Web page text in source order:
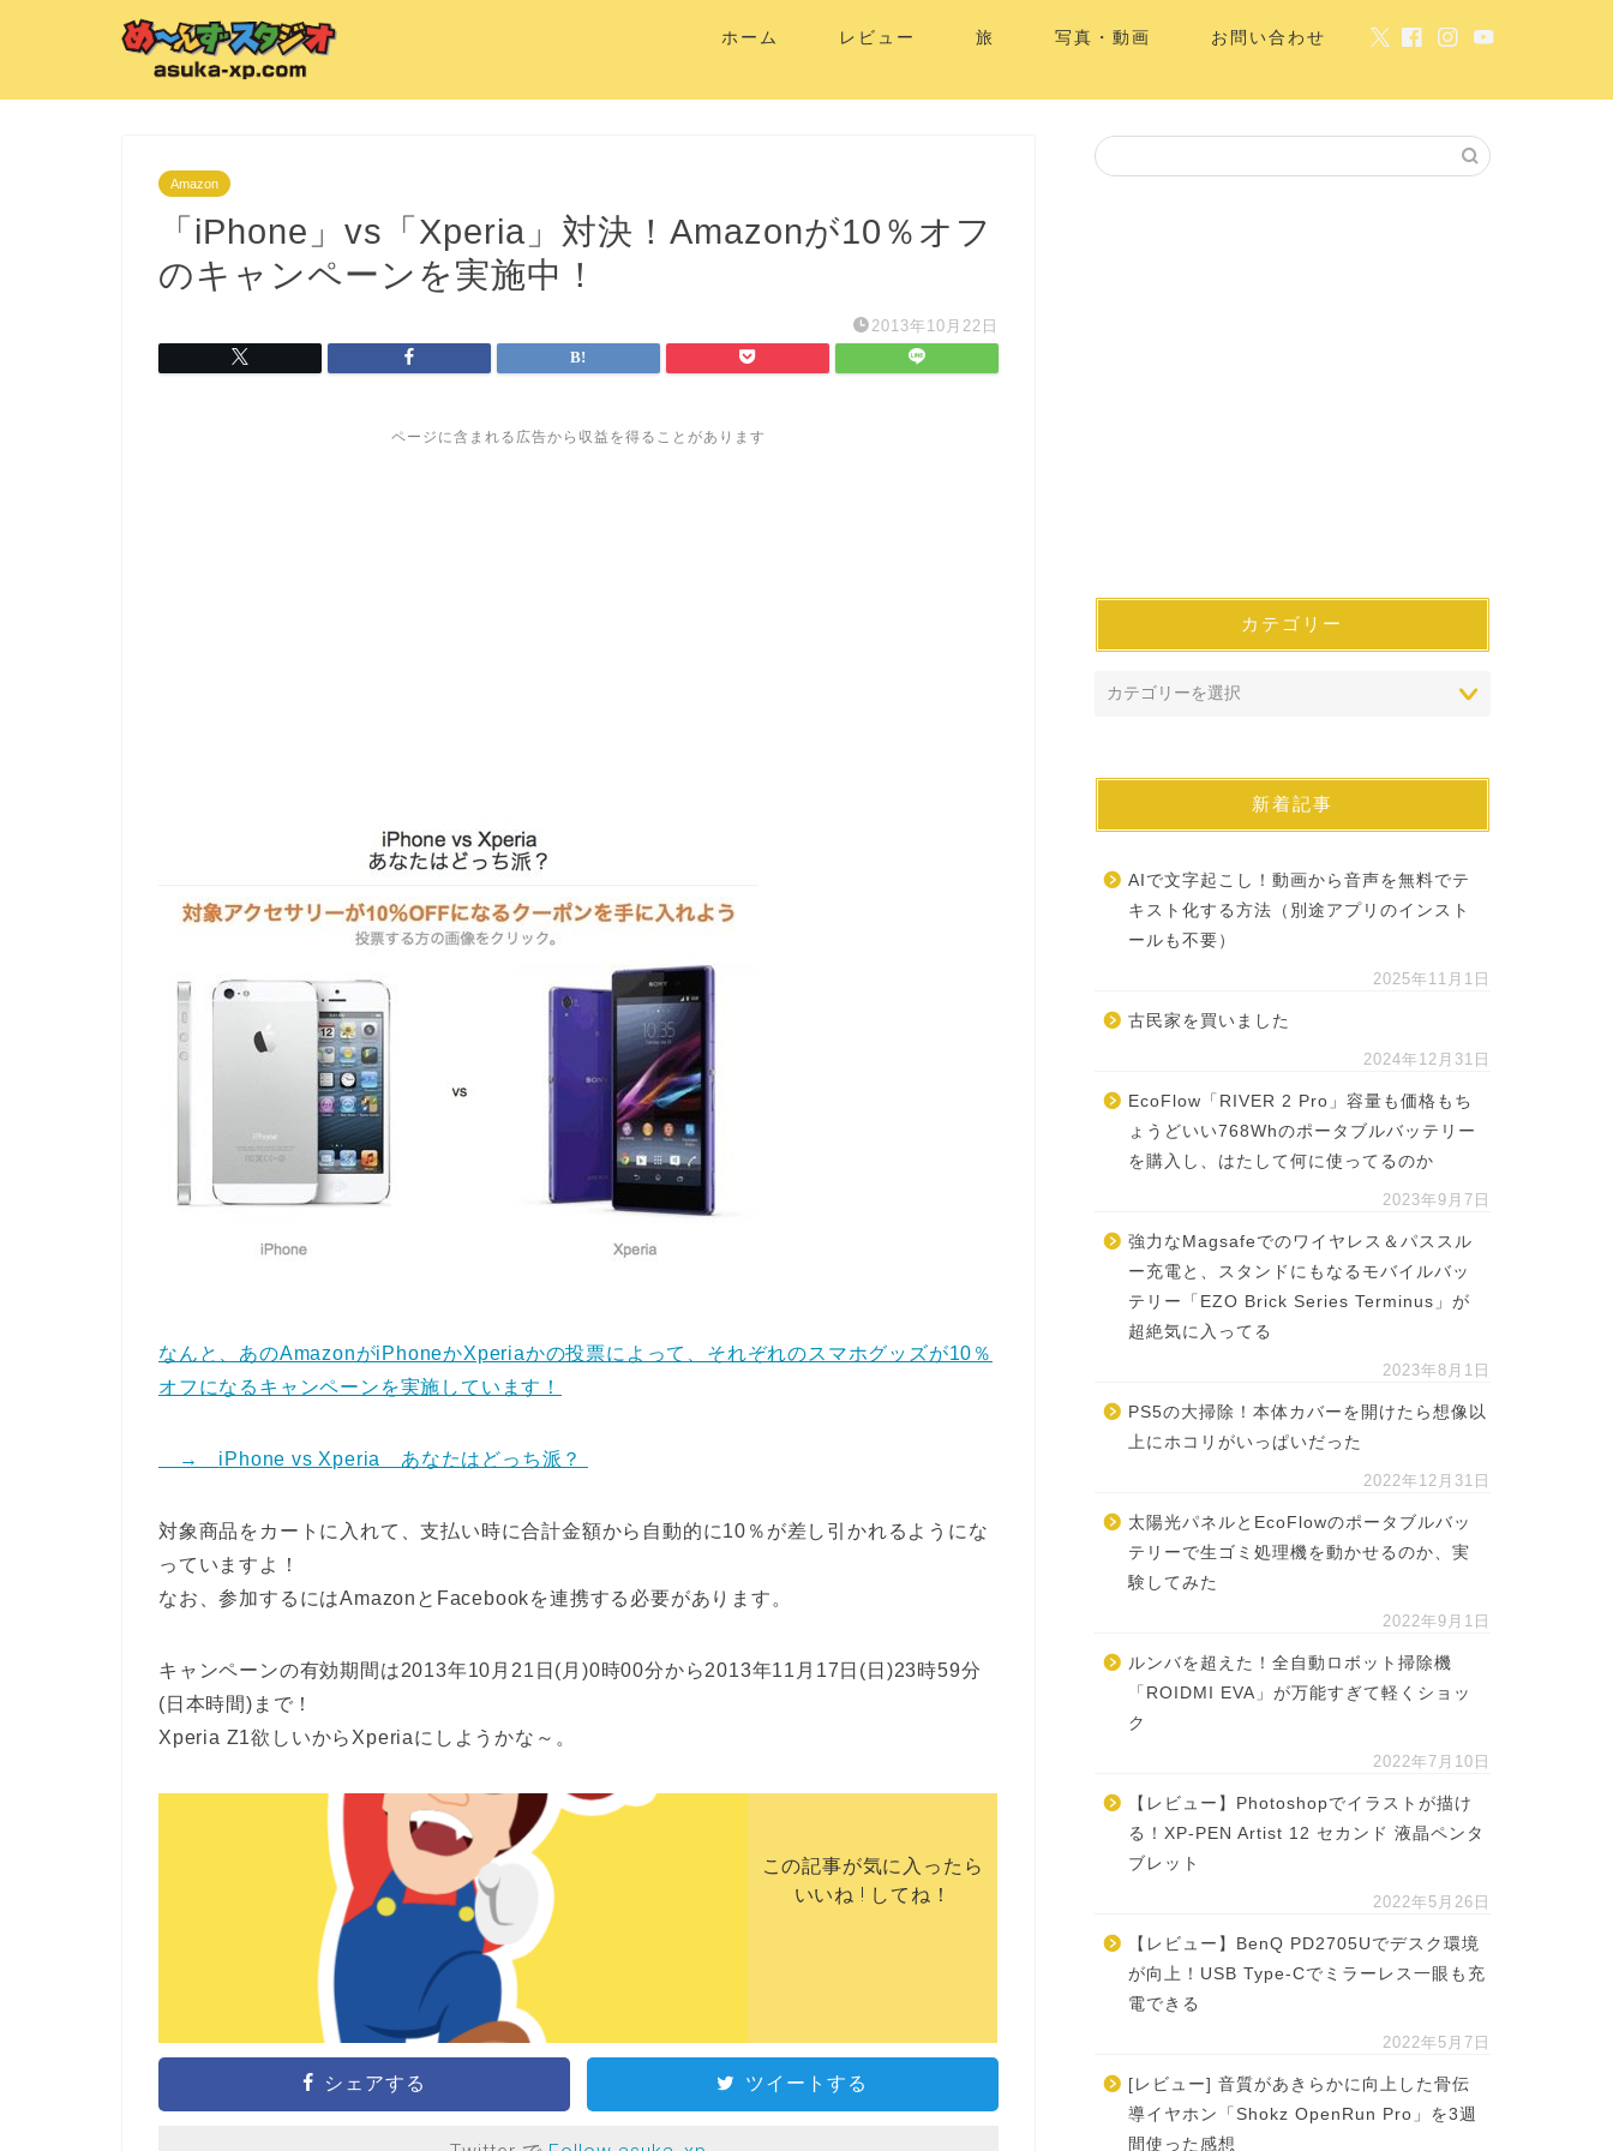
ホーム レビュー 旅 写真・動画 お問い合わせ
Amazon
「iPhone」vs「Xperia」対決！Amazonが10％オフ
のキャンペーンを実施中！
2013年10月22日
ページに含まれる広告から収益を得ることがあります
なんと、あのAmazonがiPhoneかXperiaかの投票によって、それぞれのスマホグッズが10％
オフになるキャンペーンを実施しています！
→ iPhone vs Xperia あなたはどっち派？
対象商品をカートに入れて、支払い時に合計金額から自動的に10％が差し引かれるようにな
っていますよ！
なお、参加するにはAmazonとFacebookを連携する必要があります。
キャンペーンの有効期間は2013年10月21日(月)0時00分から2013年11月17日(日)23時59分
(日本時間)まで！
Xperia Z1欲しいからXperiaにしようかな～。
この記事が気に入ったら
いいね ! してね！
シェアする ツイートする
カテゴリー
新着記事
AIで文字起こし！動画から音声を無料でテ
キスト化する方法（別途アプリのインスト
ールも不要）
2025年11月1日
古民家を買いました
2024年12月31日
EcoFlow「RIVER 2 Pro」容量も価格もち
ょうどいい768Whのポータブルバッテリー
を購入し、はたして何に使ってるのか
2023年9月7日
強力なMagsafeでのワイヤレス＆パススル
ー充電と、スタンドにもなるモバイルバッ
テリー「EZO Brick Series Terminus」が
超絶気に入ってる
2023年8月1日
PS5の大掃除！本体カバーを開けたら想像以
上にホコリがいっぱいだった
2022年12月31日
太陽光パネルとEcoFlowのポータブルバッ
テリーで生ゴミ処理機を動かせるのか、実
験してみた
2022年9月1日
ルンバを超えた！全自動ロボット掃除機
「ROIDMI EVA」が万能すぎて軽くショッ
ク
2022年7月10日
【レビュー】Photoshopでイラストが描け
る！XP-PEN Artist 12 セカンド 液晶ペンタ
ブレット
2022年5月26日
【レビュー】BenQ PD2705Uでデスク環境
が向上！USB Type-Cでミラーレス一眼も充
電できる
2022年5月7日
[レビュー] 音質があきらかに向上した骨伝
導イヤホン「Shokz OpenRun Pro」を3週
間使った感想